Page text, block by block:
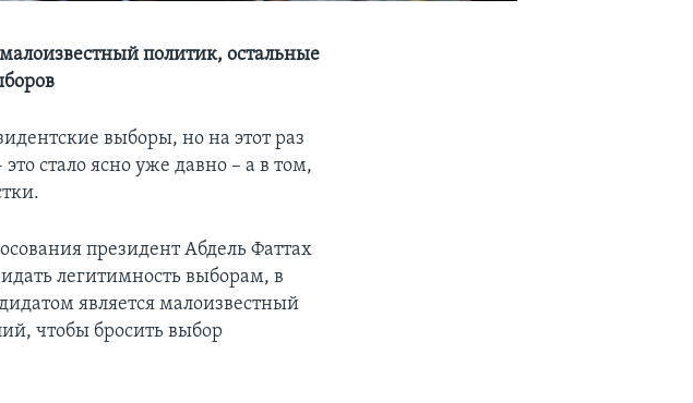
политик, остальные
выборы, но на этот раз
стало ясно уже давно – а в том,
президент Абдель Фаттах
легитимность выборам, в
является малоизвестный
чтобы бросить выбор